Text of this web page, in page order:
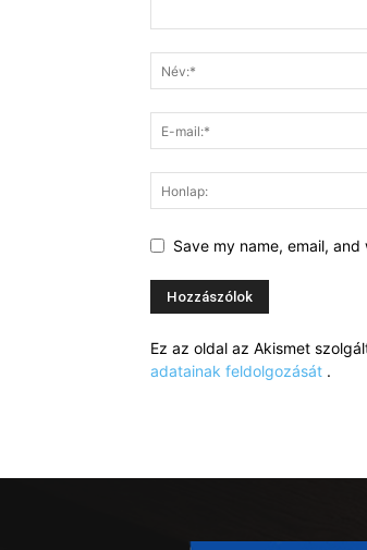
Save my name, email,
Ez az oldal az Akismet
adatainak feldolgozását .